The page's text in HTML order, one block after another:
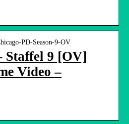
PD-Season-9-OV
Staffel 9 [OV]
Video –